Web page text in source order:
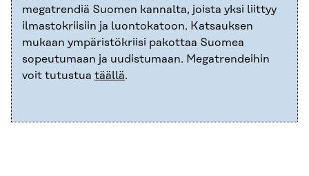
megatrendiä Suomen kannalta, joista yksi liittyy
ilmastokriisiin ja luontokatoon. Katsauksen
mukaan ympäristökriisi pakottaa Suomea
sopeutumaan ja uudistumaan. Megatrendeihin
voit tutustua täällä.